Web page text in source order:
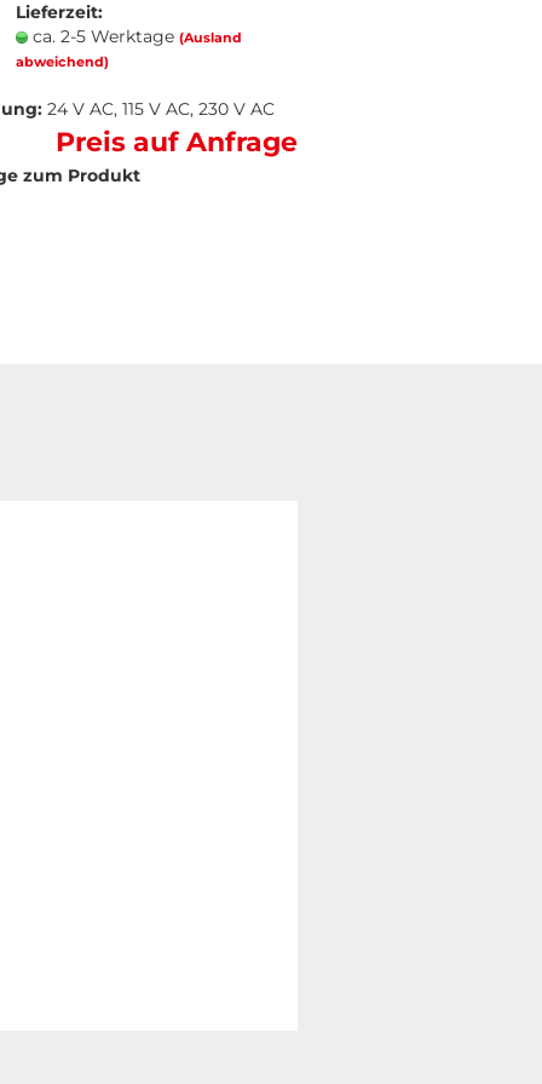
Lieferzeit:
ca. 2-5 Werktage (Ausland
abweichend)
24 V AC, 115 V AC, 230 V AC
Preis auf Anfrage
zum Produkt